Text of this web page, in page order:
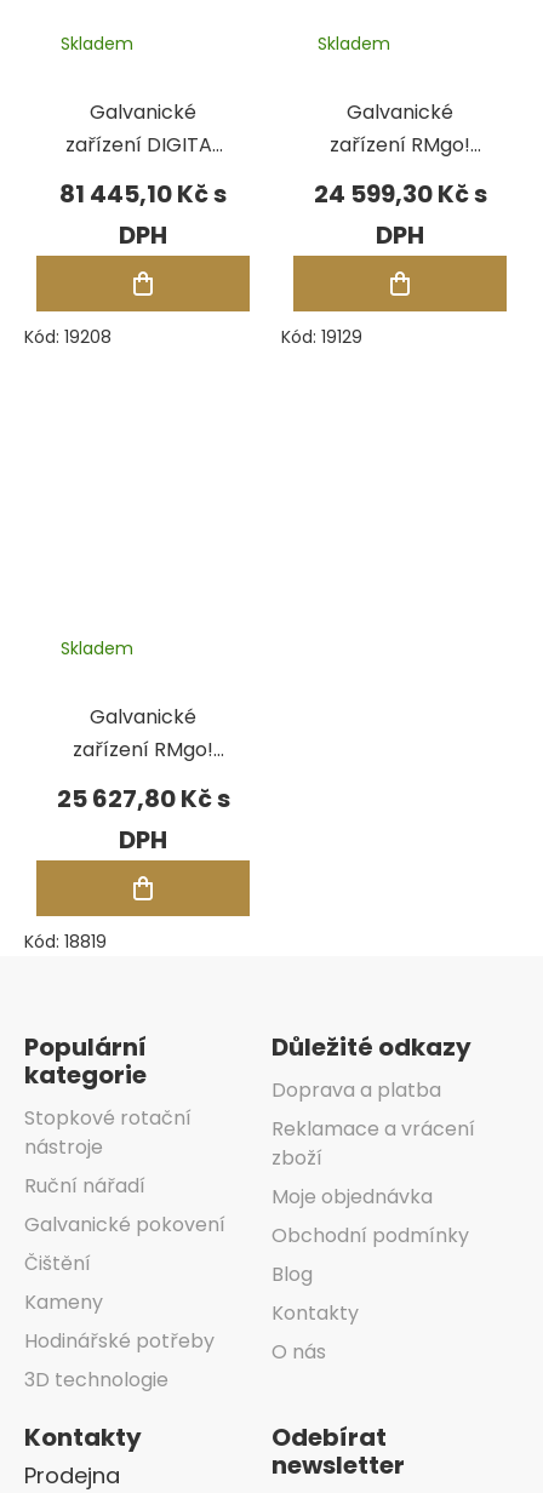
Galvanické
zařízení DIGITAL
Skladem
81 445,10 Kč
Kód: 19208
Galvanické
zařízení RMgo!
pro Au
Skladem
24 599,30 Kč
Kód: 19129
Galvanické
zařízení RMgo!
pro Rh
Skladem
25 627,80 Kč
Kód: 18819
Populární
kategorie
Stopkové rotační
nástroje
Ruční nářadí
Galvanické pokovení
Čištění
Kameny
Hodinářské potřeby
3D technologie
Důležité odkazy
Doprava a platba
Reklamace a vrácení
zboží
Moje objednávka
Obchodní podmínky
Blog
Kontakty
O nás
Kontakty
Prodejna
Odebírat
newsletter